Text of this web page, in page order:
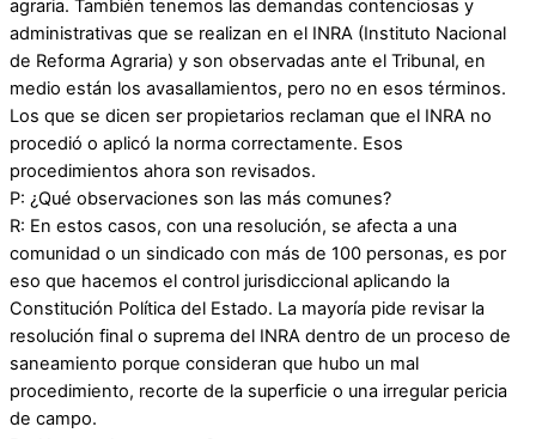
agraria. También tenemos las demandas contenciosas y
administrativas que se realizan en el INRA (Instituto Nacional
de Reforma Agraria) y son observadas ante el Tribunal, en
medio están los avasallamientos, pero no en esos términos.
Los que se dicen ser propietarios reclaman que el INRA no
procedió o aplicó la norma correctamente. Esos
procedimientos ahora son revisados.
P: ¿Qué observaciones son las más comunes?
R: En estos casos, con una resolución, se afecta a una
comunidad o un sindicado con más de 100 personas, es por
eso que hacemos el control jurisdiccional aplicando la
Constitución Política del Estado. La mayoría pide revisar la
resolución final o suprema del INRA dentro de un proceso de
saneamiento porque consideran que hubo un mal
procedimiento, recorte de la superficie o una irregular pericia
de campo.